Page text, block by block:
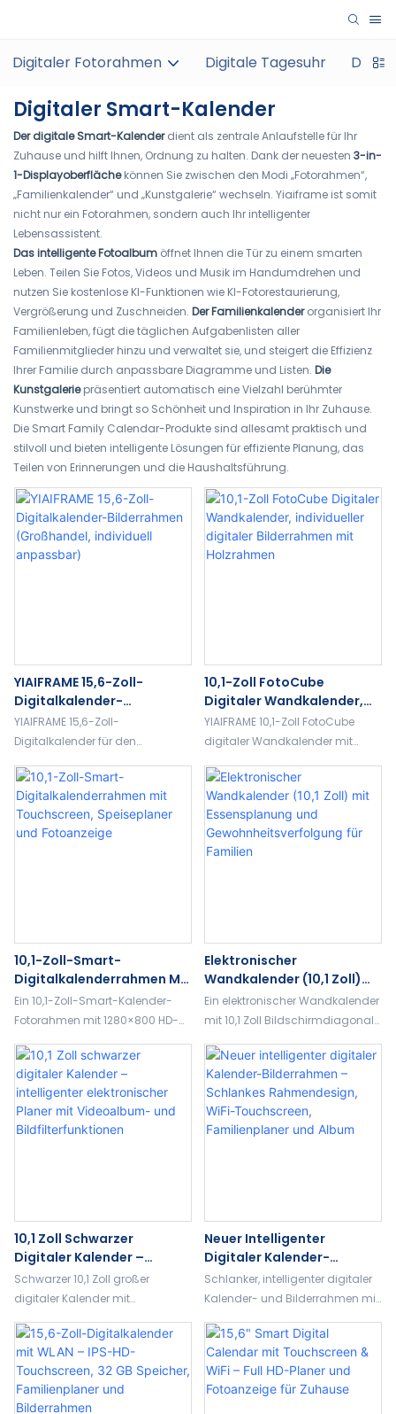
Digitaler Fotorahmen Digitale Tagesuhr
Digitaler Smart-Kalender
Der digitale Smart-Kalenderdient als zentrale Anlaufstelle für Ihr
Zuhause und hilft Ihnen, Ordnung zu halten. Dank der neuesten 3-in-
1-Displayoberflächekönnen Sie zwischen den Modi „Fotorahmen“,
„Familienkalender“ und „Kunstgalerie“ wechseln. Yiaiframe ist somit
nicht nur ein Fotorahmen, sondern auch Ihr intelligenter
Lebensassistent.
Das intelligente Fotoalbum öffnet Ihnen die Tür zu einem smarten
Leben. Teilen Sie Fotos, Videos und Musik im Handumdrehen und
nutzen Sie kostenlose KI-Funktionen wie KI-Fotorestaurierung,
Vergrößerung und Zuschneiden. Der Familienkalenderorganisiert Ihr
Familienleben, fügt die täglichen Aufgabenlisten aller
Familienmitglieder hinzu und verwaltet sie, und steigert die Effizienz
Ihrer Familie durch anpassbare Diagramme und Listen. Die
Kunstgaleriepräsentiert automatisch eine Vielzahl berühmter
Kunstwerke und bringt so Schönheit und Inspiration in Ihr Zuhause.
Die Smart Family Calendar-Produkte sind allesamt praktisch und
stilvoll und bieten intelligente Lösungen für effiziente Planung, das
Teilen von Erinnerungen und die Haushaltsführung.
YIAIFRAME 15,6-Zoll-
Digitalkalender-
Bilderrahmen
(Großhandel, Individuell
YIAIFRAME 15,6-Zoll-
Digitalkalender für den
Holzoptik, FotoCube-App,
Familienplaner, Cloud-Album
und individuellen digitalen
Fotorahmenlösungen.
10,1-Zoll FotoCube
Digitaler Wandkalender,
Individueller Digitaler
Bilderrahmen Mit
YIAIFRAME 10,1-Zoll FotoCube
digitaler Wandkalender mit
Touchscreen, Familienplaner,
Cloud-Album und Unterstützung
für benutzerdefinierte digitale
Fotorahmen.
10,1-Zoll-Smart-
Digitalkalenderrahmen Mit
Touchscreen, Speiseplaner
Und Fotoanzeige
Ein 10,1-Zoll-Smart-Kalender-
Fotorahmen mit 1280×800 HD-
Essensplanung, Erinnerungen,
Wetter und 5-Punkt-Touch-
Steuerung.
Elektronischer
Wandkalender (10,1 Zoll)
Mit Essensplanung Und
Gewohnheitsverfolgung
Ein elektronischer Wandkalender
mit 10,1 Zoll Bildschirmdiagonale
Funktionen zur Essensplanung,
Gewohnheitsverfolgung,
Alarmen, Spracherinnerungen
und 3-in-1-Anzeigemodi.
10,1 Zoll Schwarzer
Digitaler Kalender –
Intelligenter Elektronischer
Planer Mit Videoalbum-
Schwarzer 10,1 Zoll großer
digitaler Kalender mit
Fotoalbumanzeige und
integrierten Bildfiltereffekten.
Perfekt für den Einsatz zu Hause
oder im Büro.
Neuer Intelligenter
Digitaler Kalender-
Bilderrahmen – Schlankes
Rahmendesign, WiFi-
Familienplaner Und Album
Schlanker, intelligenter digitaler
Kalender- und Bilderrahmen mit
Kombiniert Planer, Album und
Kunstdisplay für die moderne
Organisation zu Hause.